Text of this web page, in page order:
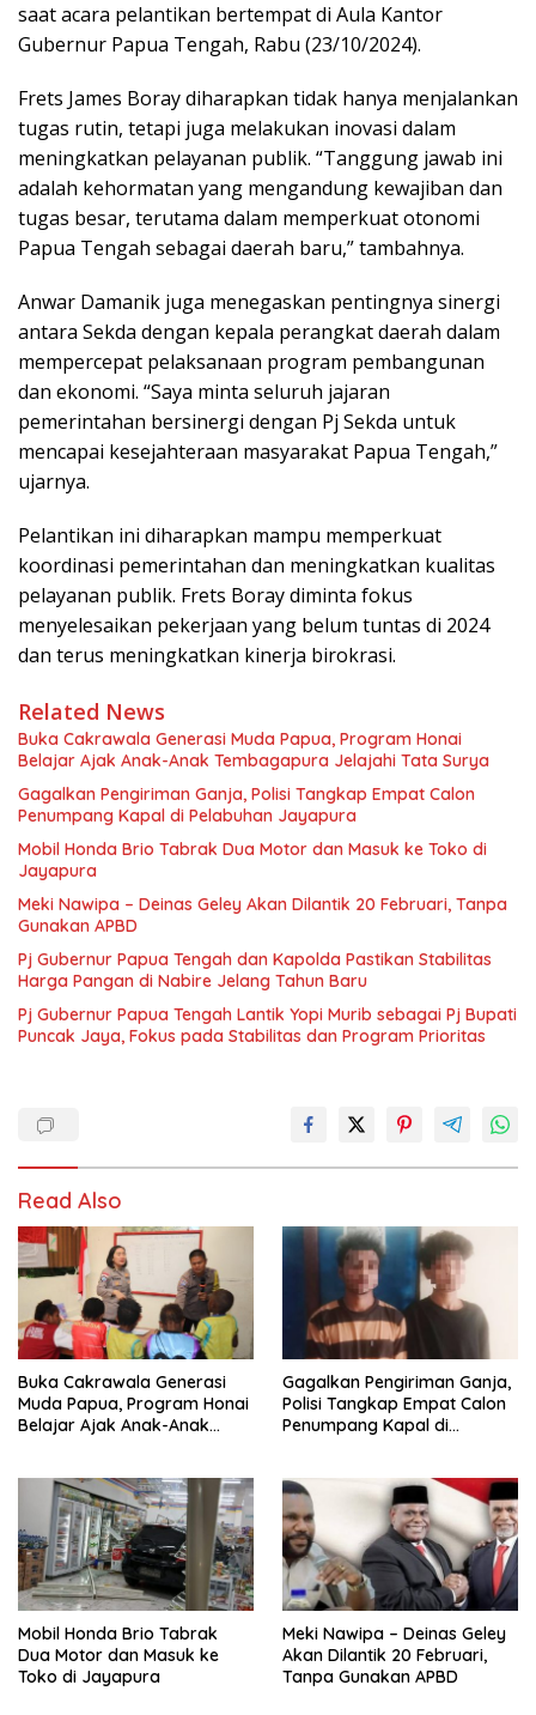
saat acara pelantikan bertempat di Aula Kantor
Gubernur Papua Tengah, Rabu (23/10/2024).
Frets James Boray diharapkan tidak hanya menjalankan
tugas rutin, tetapi juga melakukan inovasi dalam
meningkatkan pelayanan publik. “Tanggung jawab ini
adalah kehormatan yang mengandung kewajiban dan
tugas besar, terutama dalam memperkuat otonomi
Papua Tengah sebagai daerah baru,” tambahnya.
Anwar Damanik juga menegaskan pentingnya sinergi
antara Sekda dengan kepala perangkat daerah dalam
mempercepat pelaksanaan program pembangunan
dan ekonomi. “Saya minta seluruh jajaran
pemerintahan bersinergi dengan Pj Sekda untuk
mencapai kesejahteraan masyarakat Papua Tengah,”
ujarnya.
Pelantikan ini diharapkan mampu memperkuat
koordinasi pemerintahan dan meningkatkan kualitas
pelayanan publik. Frets Boray diminta fokus
menyelesaikan pekerjaan yang belum tuntas di 2024
dan terus meningkatkan kinerja birokrasi.
Related News
Buka Cakrawala Generasi Muda Papua, Program Honai
Belajar Ajak Anak-Anak Tembagapura Jelajahi Tata Surya
Gagalkan Pengiriman Ganja, Polisi Tangkap Empat Calon
Penumpang Kapal di Pelabuhan Jayapura
Mobil Honda Brio Tabrak Dua Motor dan Masuk ke Toko di
Jayapura
Meki Nawipa – Deinas Geley Akan Dilantik 20 Februari, Tanpa
Gunakan APBD
Pj Gubernur Papua Tengah dan Kapolda Pastikan Stabilitas
Harga Pangan di Nabire Jelang Tahun Baru
Pj Gubernur Papua Tengah Lantik Yopi Murib sebagai Pj Bupati
Puncak Jaya, Fokus pada Stabilitas dan Program Prioritas
Read Also
Buka Cakrawala Generasi
Muda Papua, Program Honai
Belajar Ajak Anak-Anak
Gagalkan Pengiriman Ganja,
Polisi Tangkap Empat Calon
Penumpang Kapal di
Mobil Honda Brio Tabrak
Dua Motor dan Masuk ke
Toko di Jayapura
Meki Nawipa – Deinas Geley
Akan Dilantik 20 Februari,
Tanpa Gunakan APBD